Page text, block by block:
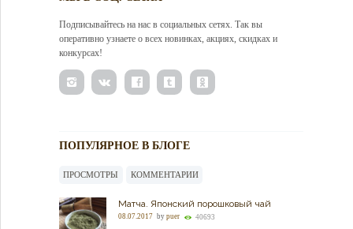
Подписывайтесь на нас в социальных сетях. Так вы
оперативно узнаете о всех новинках, акциях, скидках и
конкурсах!
ПОПУЛЯРНОЕ В БЛОГЕ
ПРОСМОТРЫ КОММЕНТАРИИ
Матча. Японский порошковый чай
08.07.2017 by puer 40693